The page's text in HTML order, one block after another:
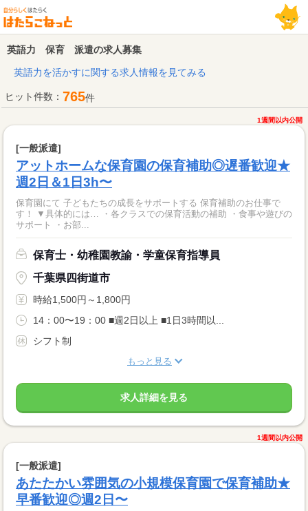
英語力 保育 派遣の求人募集
英語力を活かすに関する求人情報を見てみる
ヒット件数： 765件
1週間以内公開
[一般派遣]
アットホームな保育園の保育補助◎遅番歓迎★
週2日＆1日3h〜
保育園にて 子どもたちの成長をサポートする 保育補助のお仕事で
す！ ▼具体的には… ・各クラスでの保育活動の補助 ・食事や遊びの
サポート ・お部...
保育士・幼稚園教諭・学童保育指導員
千葉県四街道市
時給1,500円～1,800円
14：00〜19：00 ■週2日以上 ■1日3時間以...
シフト制
もっと見る
求人詳細を見る
1週間以内公開
[一般派遣]
あたたかい雰囲気の小規模保育園で保育補助★
早番歓迎◎週2日〜